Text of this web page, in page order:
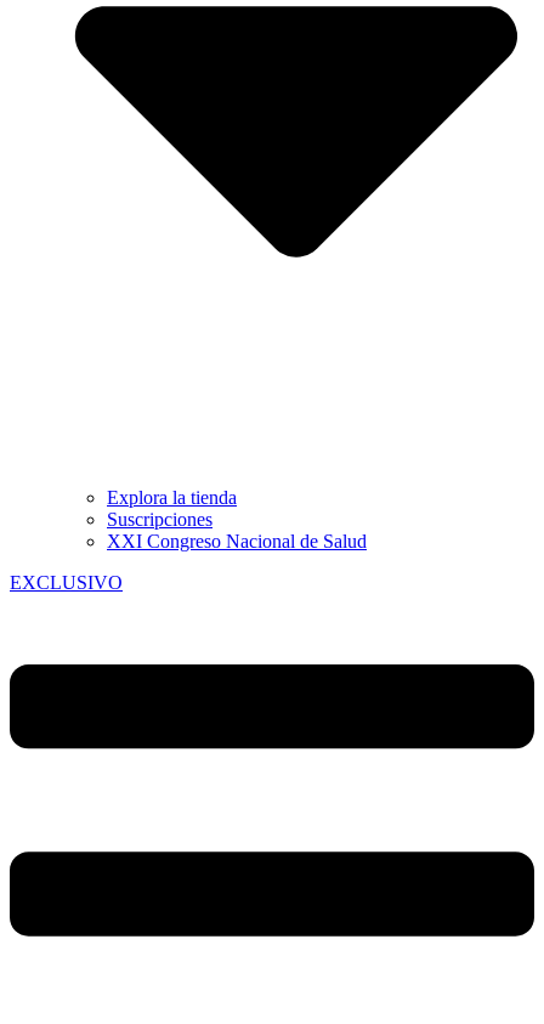
Explora la tienda
Suscripciones
XXI Congreso Nacional de Salud
EXCLUSIVO